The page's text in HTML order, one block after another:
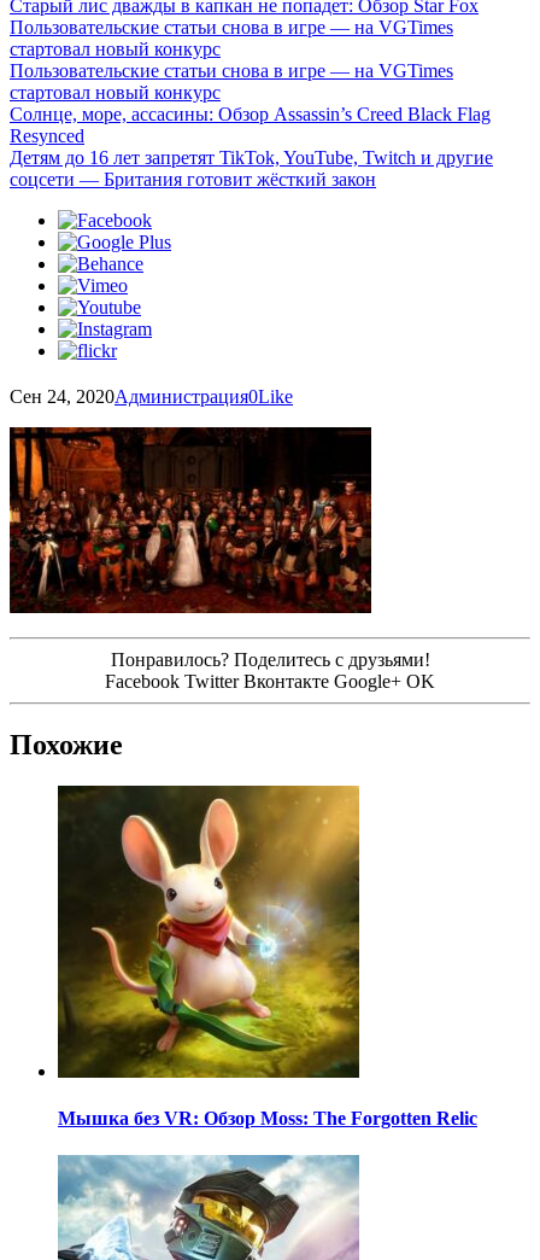
Старый лис дважды в капкан не попадет: Обзор Star Fox
Пользовательские статьи снова в игре — на VGTimes
стартовал новый конкурс
Пользовательские статьи снова в игре — на VGTimes
стартовал новый конкурс
Солнце, море, ассасины: Обзор Assassin’s Creed Black Flag
Resynced
Детям до 16 лет запретят TikTok, YouTube, Twitch и другие
соцсети — Британия готовит жёсткий закон
Сен 24, 2020Администрация0Like
Понравилось? Поделитесь с друзьями!
Facebook Twitter Вконтакте Google+ OK
Похожие
Мышка без VR: Обзор Moss: The Forgotten Relic